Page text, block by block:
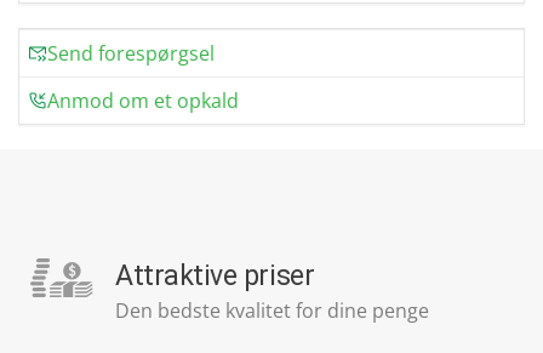
Send forespørgsel
Anmod om et opkald
Attraktive priser
Den bedste kvalitet for dine penge